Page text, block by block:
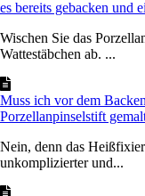
es bereits gebacken und
Wischen Sie das
Wattestäbchen ab. ...
Muss ich vor dem
Porzellanpinselstift
Nein, denn das
unkomplizierter und...